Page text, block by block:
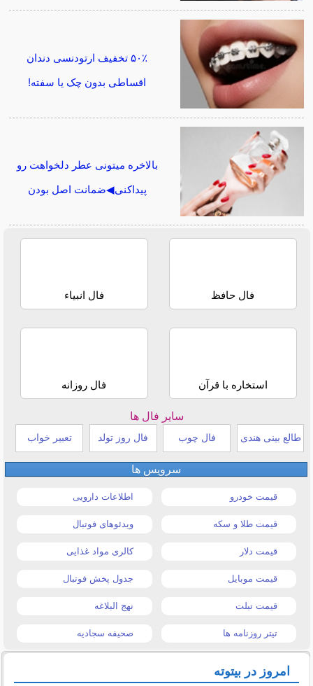
۵۰٪ تخفیف ارتودنسی دندان
اقساطی بدون چک یا سفته!
بالاخره میتونی عطر دلخواهت رو
پیداکنی◀ضمانت اصل بودن
فال حافظ فال انبیاء
استخاره با قرآن فال روزانه
سایر فال ها
طالع بینی هندی فال چوب فال روز تولد تعبیر خواب
سرویس ها
قیمت خودرو اطلاعات دارویی
قیمت طلا و سکه ویدئوهای فوتبال
قیمت دلار کالری مواد غذایی
قیمت موبایل جدول پخش فوتبال
قیمت تبلت نهج البلاغه
تیتر روزنامه ها صحیفه سجادیه
امروز در بیتوته